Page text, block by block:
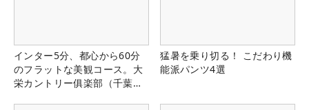
インター5分、都心から60分
のフラットな美観コース。大
栄カントリー俱楽部（千葉
猛暑を乗り切る！ こだわり機
能派パンツ4選